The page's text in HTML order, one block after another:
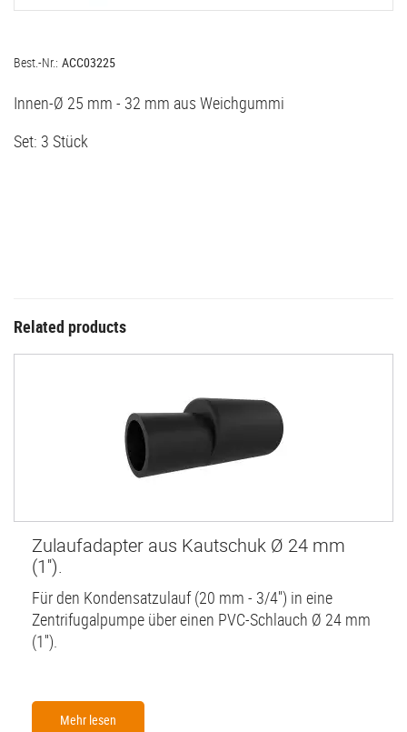
Best.-Nr.: ACC03225
Innen-Ø 25 mm - 32 mm aus Weichgummi
Set: 3 Stück
Related products
Zulaufadapter aus Kautschuk Ø 24 mm
(1'').
Für den Kondensatzulauf (20 mm - 3/4'') in eine
Zentrifugalpumpe über einen PVC-Schlauch Ø 24 mm
(1'').
Mehr lesen